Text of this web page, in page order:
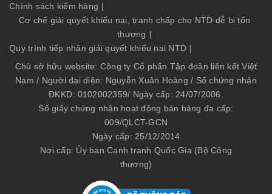
Chính sách kiểm hàng |
Cơ chế giải quyết khiếu nại, tranh chấp cho NTD dễ bị tổn
thương |
Quy trình tiếp nhận giải quyết khiếu nại NTD |
Chủ sở hữu website: Công ty Cổ phẩn Tập đoàn liên kết Việt
Nam / Người đại diện: Nguyễn Xuân Hoàng / Số chứng nhận
ĐKKD: 0102002359/ Ngày cấp: 24/07/2006.
Số giấy chứng nhận hoạt động bán hàng đa cấp:
009/QLCT-GCN
Ngày cấp: 25/12/2014
Nơi cấp: Ủy ban Cạnh tranh Quốc Gia (Bộ Công
thương)